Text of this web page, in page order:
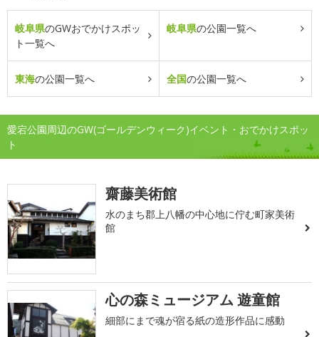
岐阜県のGWおでかけスポッ
ト一覧へ
岐阜県の公園一覧へ
東海の公園一覧へ 全国の公園一覧へ
愛宕公園周辺のGW(ゴールデンウィーク)イベント・おでかけスポッ
ト
齋藤美術館
水のまち郡上八幡の中心地に佇む町家美術
館
心の森ミュージアム 遊童館
細部にまで魂が宿る紙の造形作品に感動